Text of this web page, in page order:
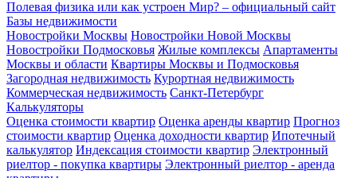
Полевая физика или как устроен Мир? – официальный сайт
Базы недвижимости
Новостройки Москвы Новостройки Новой Москвы
Новостройки Подмосковья Жилые комплексы Апартаменты
Москвы и области Квартиры Москвы и Подмосковья
Загородная недвижимость Курортная недвижимость
Коммерческая недвижимость Санкт-Петербург
Калькуляторы
Оценка стоимости квартир Оценка аренды квартир Прогноз
стоимости квартир Оценка доходности квартир Ипотечный
калькулятор Индексация стоимости квартир Электронный
риелтор - покупка квартиры Электронный риелтор - аренда